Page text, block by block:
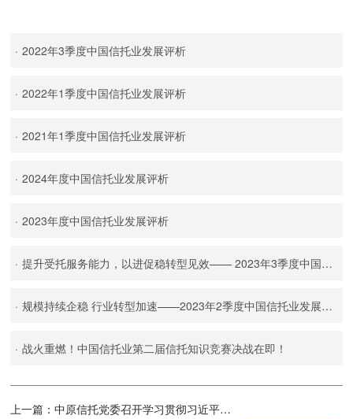
· 2022年3季度中国信托业发展评析
· 2022年1季度中国信托业发展评析
· 2021年1季度中国信托业发展评析
· 2024年度中国信托业发展评析
· 2023年度中国信托业发展评析
· 提升受托服务能力，以进促稳转型见效—— 2023年3季度中国信托业发展评析
· 规模持续企稳 行业转型加速——2023年2季度中国信托业发展评析
· 战火重燃！中国信托业第二届信托知识竞赛决战在即！
上一篇：中原信托党委召开学习贯彻习近平新时代中国特色社会主义思想主题教育总结会议